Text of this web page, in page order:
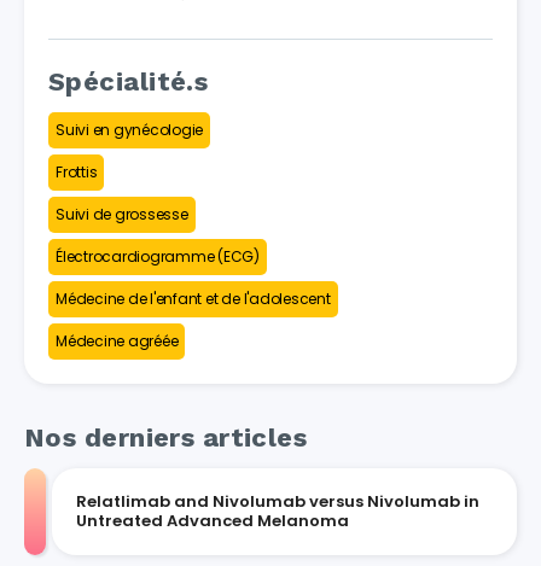
Spécialité.s
Suivi en gynécologie
Frottis
Suivi de grossesse
Électrocardiogramme (ECG)
Médecine de l'enfant et de l'adolescent
Médecine agréée
Nos derniers articles
Relatlimab and Nivolumab versus Nivolumab in
Untreated Advanced Melanoma